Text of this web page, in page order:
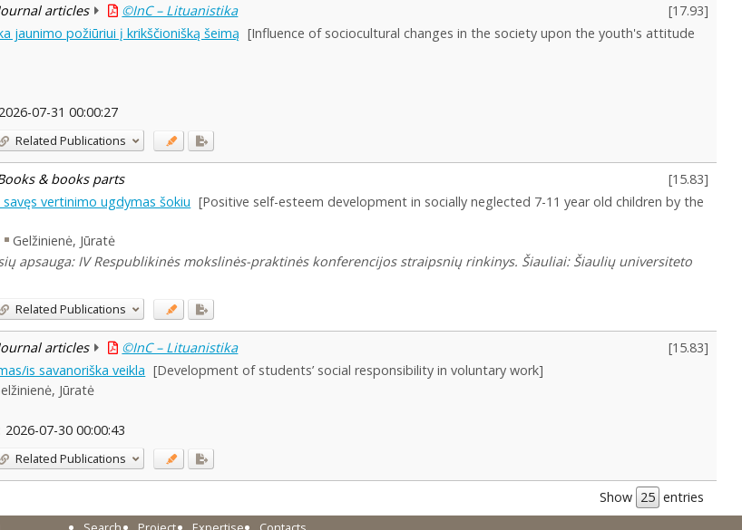
articles ©InC – Lituanistika [17.93]
jaunimo požiūriui į krikščionišką šeimą [Influence of sociocultural changes in the society upon the youth's attitude
2026-07-31 00:00:27
Related Publications
& books parts [15.83]
vertinimo ugdymas šokiu [Positive self-esteem development in socially neglected 7-11 year old children by the
Gelžinienė, Jūratė
apsauga: IV Respublikinės mokslinės-praktinės konferencijos straipsnių rinkinys. Šiauliai: Šiaulių universiteto
Related Publications
articles ©InC – Lituanistika [15.83]
is savanoriška veikla [Development of students’ social responsibility in voluntary work]
Jūratė
2026-07-30 00:00:43
Related Publications
Show entries